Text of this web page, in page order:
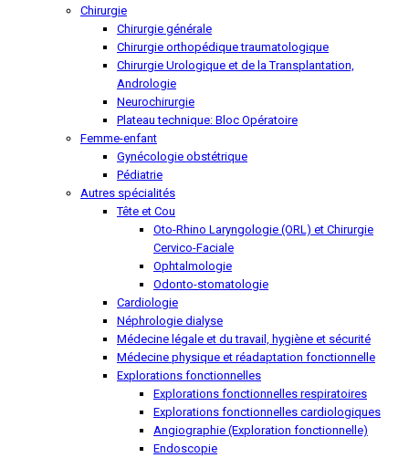
Chirurgie
Chirurgie générale
Chirurgie orthopédique traumatologique
Chirurgie Urologique et de la Transplantation,
Andrologie
Neurochirurgie
Plateau technique: Bloc Opératoire
Femme-enfant
Gynécologie obstétrique
Pédiatrie
Autres spécialités
Tête et Cou
Oto-Rhino Laryngologie (ORL) et Chirurgie
Cervico-Faciale
Ophtalmologie
Odonto-stomatologie
Cardiologie
Néphrologie dialyse
Médecine légale et du travail, hygiène et sécurité
Médecine physique et réadaptation fonctionnelle
Explorations fonctionnelles
Explorations fonctionnelles respiratoires
Explorations fonctionnelles cardiologiques
Angiographie (Exploration fonctionnelle)
Endoscopie